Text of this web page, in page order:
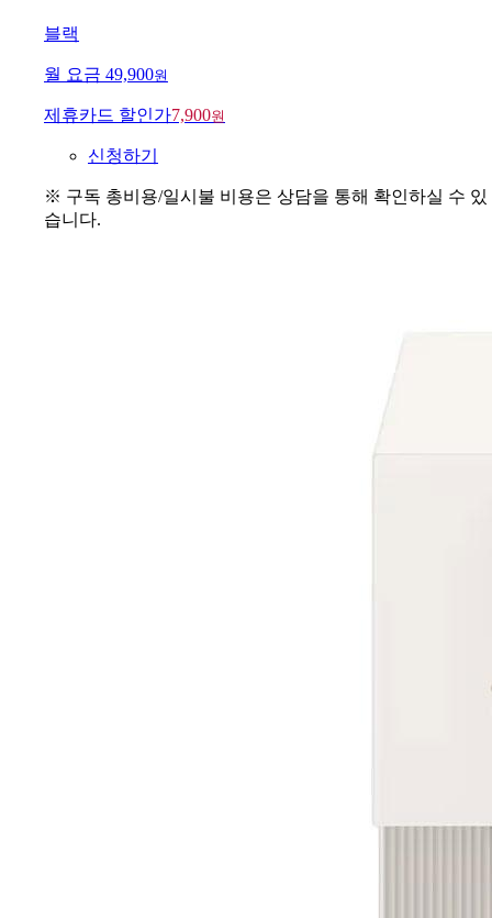
블랙
월 요금 49,900원
제휴카드 할인가7,900원
신청하기
※ 구독 총비용/일시불 비용은 상담을 통해 확인하실 수 있
습니다.